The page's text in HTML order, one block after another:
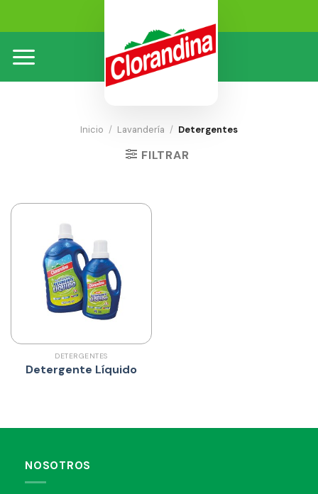
Inicio / Lavandería / Detergentes
FILTRAR
DETERGENTES
Detergente Líquido
NOSOTROS